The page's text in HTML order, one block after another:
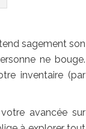
sagement son
ne bouge.
inventaire (par
avancée sur